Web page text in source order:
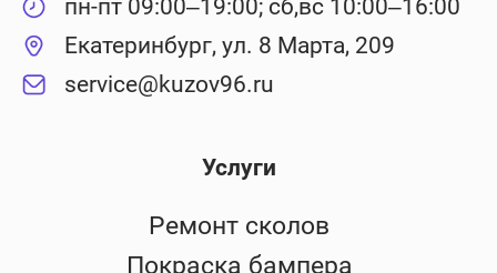
Услуги
Ремонт сколов
Покраска бампера
пн-пт 09:00–19:00; сб,вс 10:00–16:00
Екатеринбург, ул. 8 Марта, 209
service@kuzov96.ru